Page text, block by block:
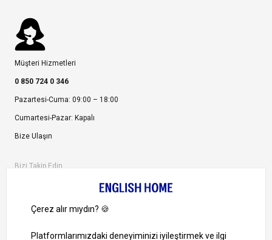
Müşteri Hizmetleri
0 850 724 0 346
Pazartesi-Cuma: 09:00 – 18:00
Cumartesi-Pazar: Kapalı
Bize Ulaşın
Bizi Takip Edin
1000 TL ve Üzeri Alışverişlerinizde Kargo Bedava!